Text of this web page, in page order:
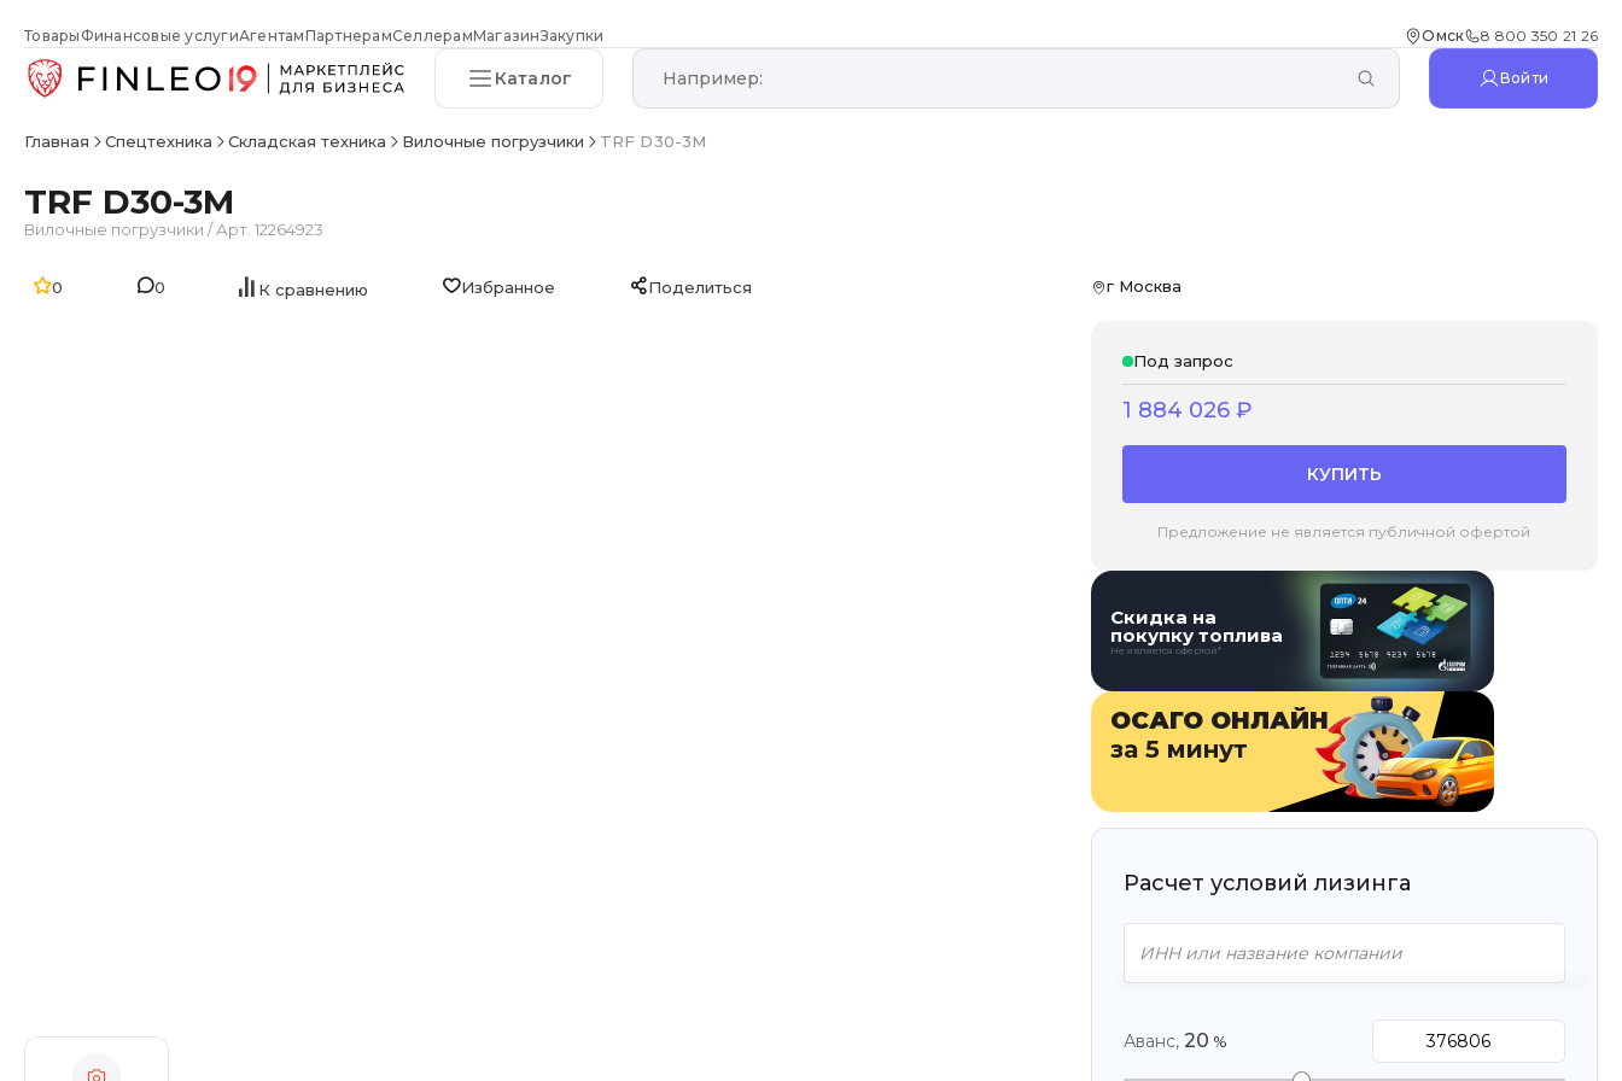
Товары Финансовые услугиАгентамПартнерамСеллерамМагазинЗакупки Омск 8 800 350 21 26
Каталог Войти
Главная Спецтехника Складская техника Вилочные погрузчики TRF D30-3M
TRF D30-3M
Вилочные погрузчики /Арт. 12264923
0 0 К сравнению Избранное Поделиться г Москва
Под запрос
1 884 026 ₽
КУПИТЬ
Предложение не является публичной офертой
Скидка на
покупку топлива
Не является офертой*
ОСАГО ОНЛАЙН
за 5 минут
Расчет условий лизинга
Аванс, 20 %